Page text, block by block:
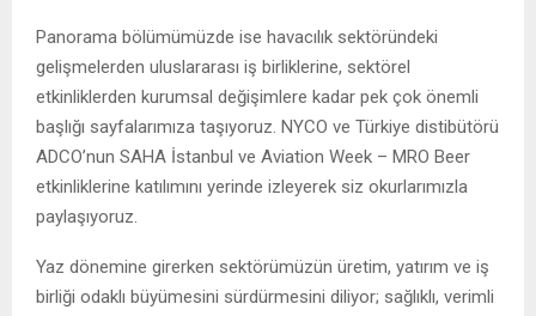
Panorama bölümümüzde ise havacılık sektöründeki
gelişmelerden uluslararası iş birliklerine, sektörel
etkinliklerden kurumsal değişimlere kadar pek çok önemli
başlığı sayfalarımıza taşıyoruz. NYCO ve Türkiye distibütörü
ADCO’nun SAHA İstanbul ve Aviation Week – MRO Beer
etkinliklerine katılımını yerinde izleyerek siz okurlarımızla
paylaşıyoruz.
Yaz dönemine girerken sektörümüzün üretim, yatırım ve iş
birliği odaklı büyümesini sürdürmesini diliyor; sağlıklı, verimli